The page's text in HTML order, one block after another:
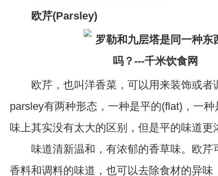
欧芹(Parsley)
欧芹，也叫洋香菜，可以用来装饰或者
parsley有两种形态，一种是平的(flat)，一
味上其实没有太大的区别，但是平的味道更
味道清新温和，有浓郁的香草味。欧芹
香料和调料的味道，也可以去除食材的异味